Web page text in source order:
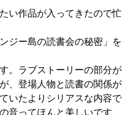
い作品が入ってきたので忙
ジー島の読書会の秘密」を
。ラブストーリーの部分が
、登場人物と読書の関係が
いたよりシリアスな内容で
音ってほんと美しいです